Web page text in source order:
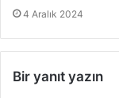
4 Aralık 2024
Bir yanıt yazın